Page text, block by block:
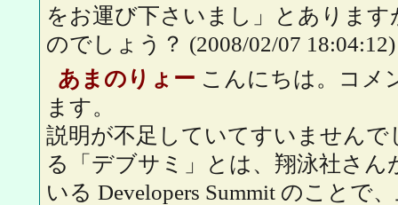
をお運び下さいまし」とありま
のでしょう？ (2008/02/07 18:04:12)
あまのりょー こんにちは。コメ
ます。
説明が不足していてすいません
る「デブサミ」とは、翔泳社さん
いる Developers Summit のことで